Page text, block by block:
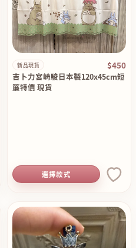
新品現貨 $450
吉卜力宮崎駿日本製120x45cm短
簾特價 現貨
選擇款式